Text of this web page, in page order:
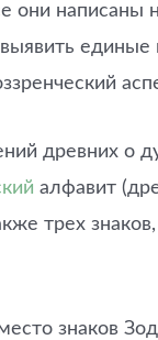
написаны
древних
алфавит
трех
знаков